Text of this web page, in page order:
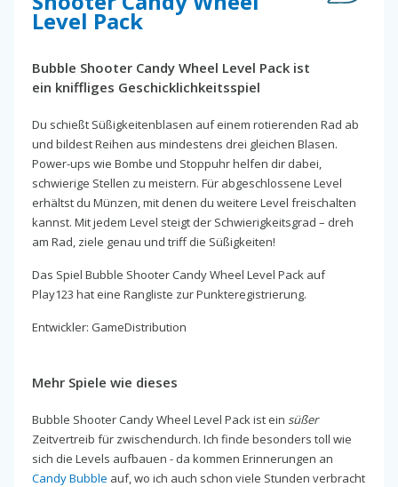
Level Pack
Bubble Shooter Candy Wheel Level Pack ist
ein kniffliges Geschicklichkeitsspiel
Du schießt Süßigkeitenblasen auf einem rotierenden Rad ab
und bildest Reihen aus mindestens drei gleichen Blasen.
Power-ups wie Bombe und Stoppuhr helfen dir dabei,
schwierige Stellen zu meistern. Für abgeschlossene Level
erhältst du Münzen, mit denen du weitere Level freischalten
kannst. Mit jedem Level steigt der Schwierigkeitsgrad – dreh
am Rad, ziele genau und triff die Süßigkeiten!
Das Spiel Bubble Shooter Candy Wheel Level Pack auf
Play123 hat eine Rangliste zur Punkteregistrierung.
Entwickler: GameDistribution
Mehr Spiele wie dieses
Bubble Shooter Candy Wheel Level Pack ist ein süßer
Zeitvertreib für zwischendurch. Ich finde besonders toll wie
sich die Levels aufbauen - da kommen Erinnerungen an
Candy Bubble auf, wo ich auch schon viele Stunden verbracht